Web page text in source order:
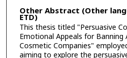
Other Abstract (Other
ETD)
This thesis titled "Persuasive
Emotional Appeals for Banning
Cosmetic Companies"
aiming to explore the